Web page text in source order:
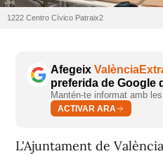
1222 Centro Cívico Patraix2
Afegeix
preferida de Google
Mantén-te informat amb
ACTIVAR ARA
L'Ajuntament de